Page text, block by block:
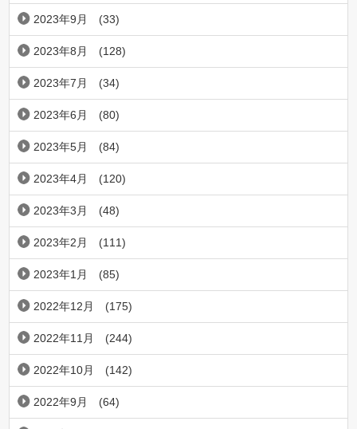
2023年9月 (33)
2023年8月 (128)
2023年7月 (34)
2023年6月 (80)
2023年5月 (84)
2023年4月 (120)
2023年3月 (48)
2023年2月 (111)
2023年1月 (85)
2022年12月 (175)
2022年11月 (244)
2022年10月 (142)
2022年9月 (64)